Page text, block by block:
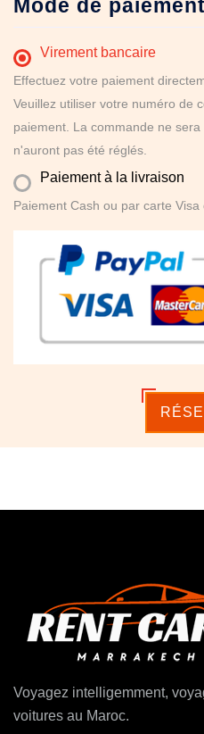
Mode de paiement
Virement bancaire
Effectuez votre paiement
Veuillez utiliser votre numéro de
paiement. La commande ne
n'auront pas été réglés.
Paiement à la livraison
Paiement Cash ou par carte Visa
Voyagez intelligemment,
voitures au Maroc.